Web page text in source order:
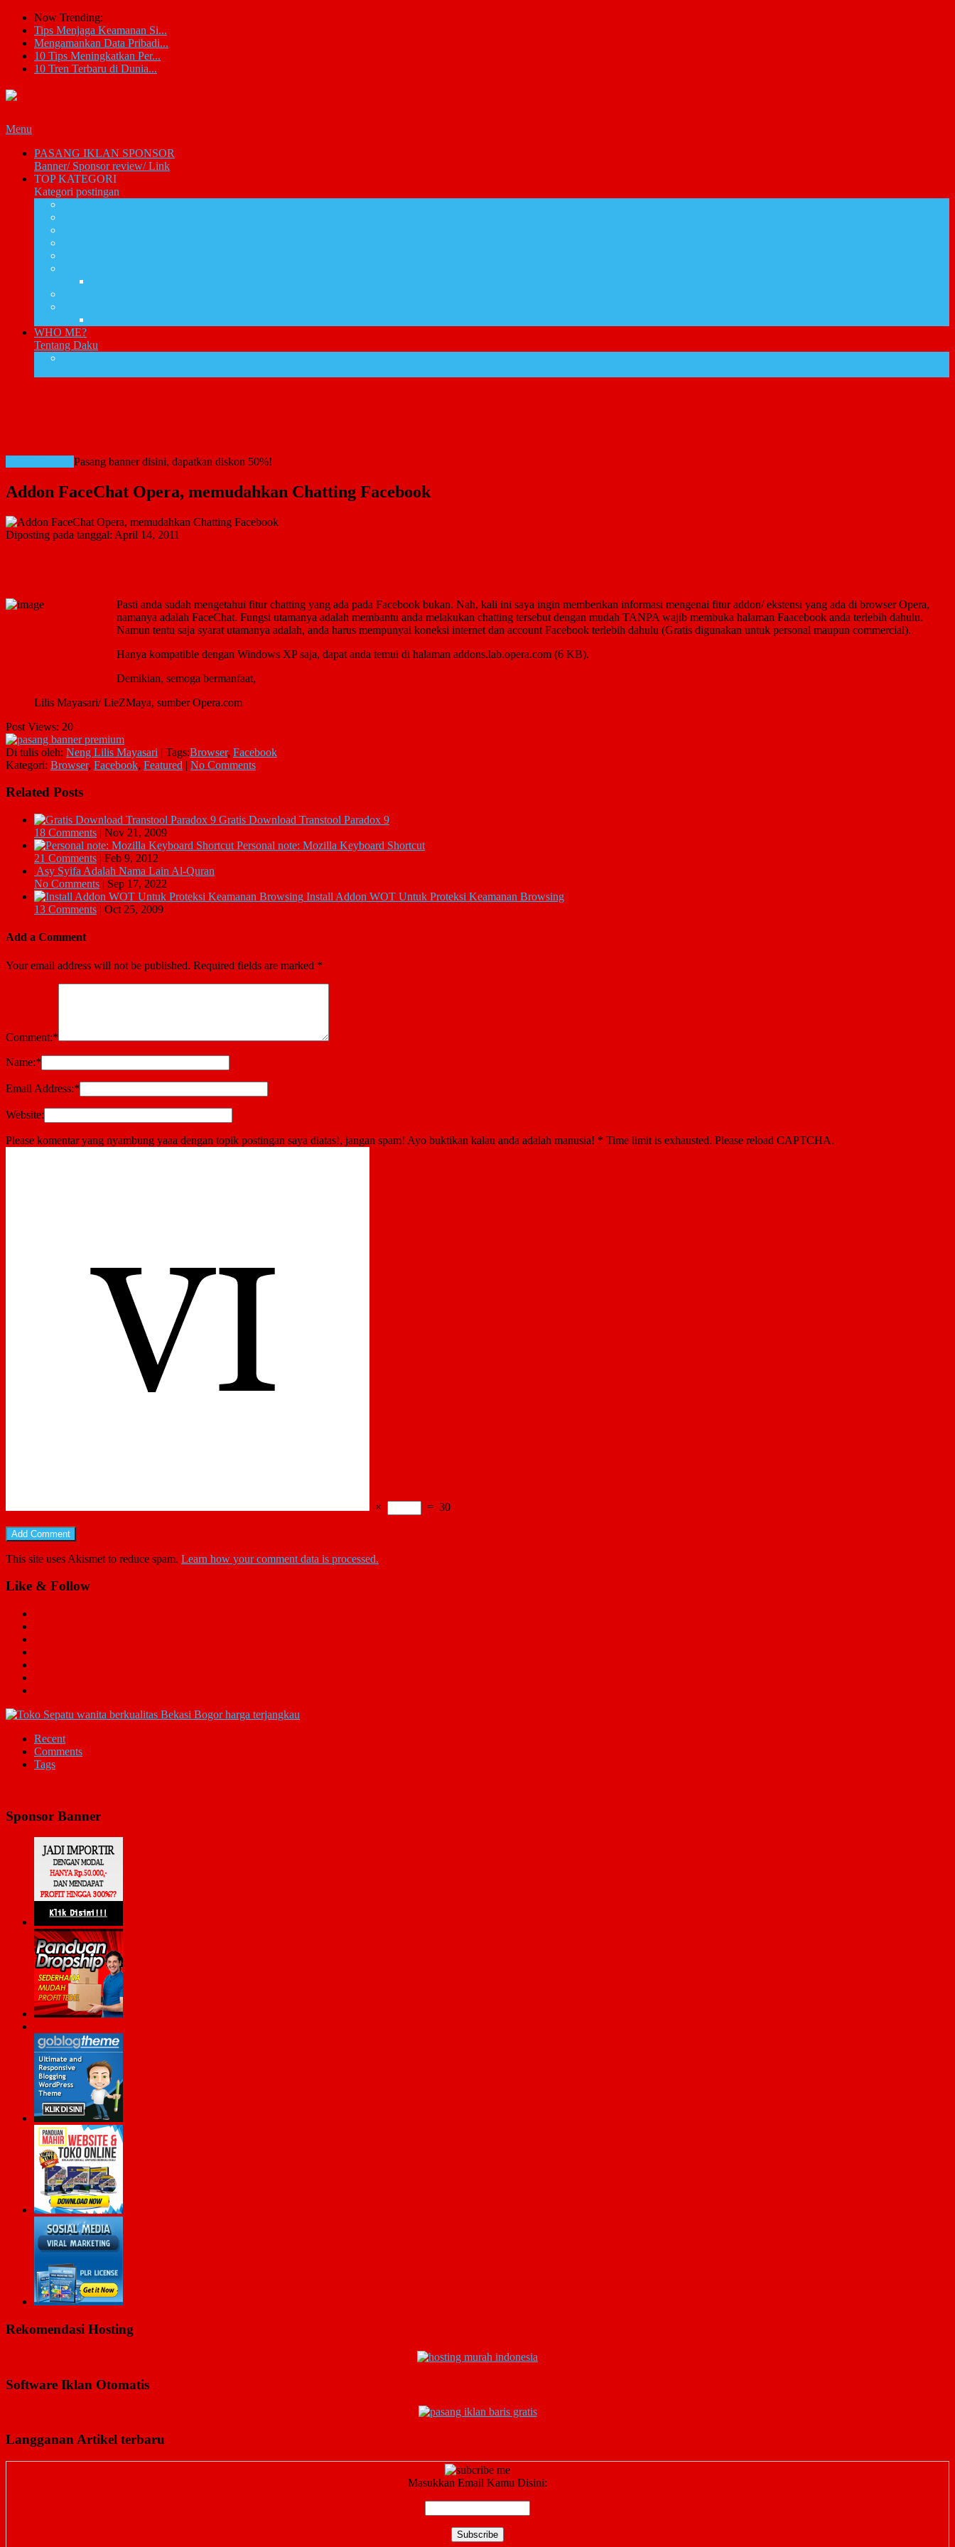
Now Trending:
Tips Menjaga Keamanan Si...
Mengamankan Data Pribadi...
10 Tips Meningkatkan Per...
10 Tren Terbaru di Dunia...
Menu
PASANG IKLAN SPONSOR
Banner/ Sponsor review/ Link
TOP KATEGORI
Kategori postingan
WHO ME?
Tentang Daku
Pasang banner disini, dapatkan diskon 50%!
Addon FaceChat Opera, memudahkan Chatting Facebook
Diposting pada tanggal: April 14, 2011
Pasti anda sudah mengetahui fitur chatting yang ada pada Facebook bukan. Nah, kali ini saya ingin memberikan informasi mengenai fitur addon/ ekstensi yang ada di browser Opera,
namanya adalah FaceChat. Fungsi utamanya adalah membantu anda melakukan chatting tersebut dengan mudah TANPA wajib membuka halaman Faacebook anda terlebih dahulu.
Namun tentu saja syarat utamanya adalah, anda harus mempunyai koneksi internet dan account Facebook terlebih dahulu (Gratis digunakan untuk personal maupun commercial).
Hanya kompatible dengan Windows XP saja, dapat anda temui di halaman addons.lab.opera.com (6 KB).
Demikian, semoga bermanfaat,
Lilis Mayasari/ LieZMaya, sumber Opera.com
Post Views: 20
Di tulis oleh: Neng Lilis Mayasari | Tags:Browser, Facebook
Kategori: Browser, Facebook, Featured | No Comments
Related Posts
Gratis Download Transtool Paradox 9
18 Comments | Nov 21, 2009
Personal note: Mozilla Keyboard Shortcut
21 Comments | Feb 9, 2012
Asy Syifa Adalah Nama Lain Al-Quran
No Comments | Sep 17, 2022
Install Addon WOT Untuk Proteksi Keamanan Browsing
13 Comments | Oct 25, 2009
Add a Comment
Your email address will not be published. Required fields are marked *
Comment:*
Name:*
Email Address:*
Website:
Please komentar yang nyambung yaaa dengan topik postingan saya diatas!, jangan spam! Ayo buktikan kalau anda adalah manusia! * Time limit is exhausted. Please reload CAPTCHA.
× = 30
This site uses Akismet to reduce spam. Learn how your comment data is processed.
Like & Follow
Recent
Comments
Tags
Sponsor Banner
Rekomendasi Hosting
Software Iklan Otomatis
Langganan Artikel terbaru
Masukkan Email Kamu Disini: